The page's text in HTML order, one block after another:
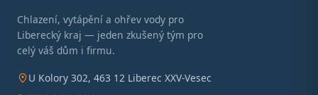
Chlazení, vytápění a ohřev vody pro
Liberecký kraj — jeden zkušený tým pro
celý váš dům i firmu.
U Kolory 302, 463 12 Liberec XXV-Vesec